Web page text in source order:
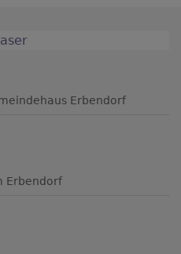
Erbendorf
Erbendorf